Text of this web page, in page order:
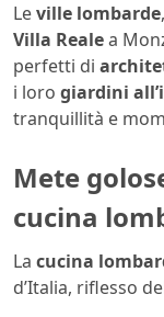
Leville lombarde
Villa Realea
perfetti di
i loro giardini
tranquillità e
Mete
cucina
La cucina
d’Italia, riflesso